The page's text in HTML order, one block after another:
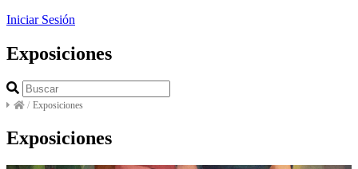
Iniciar Sesión
Exposiciones
/ Exposiciones
Exposiciones